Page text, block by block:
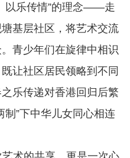
以乐传情”的理念——走
基层社区，将艺术交流
青少年们在旋律中相识
让社区居民领略到不同
乐传递对香港回归后繁
制”下中华儿女同心相连